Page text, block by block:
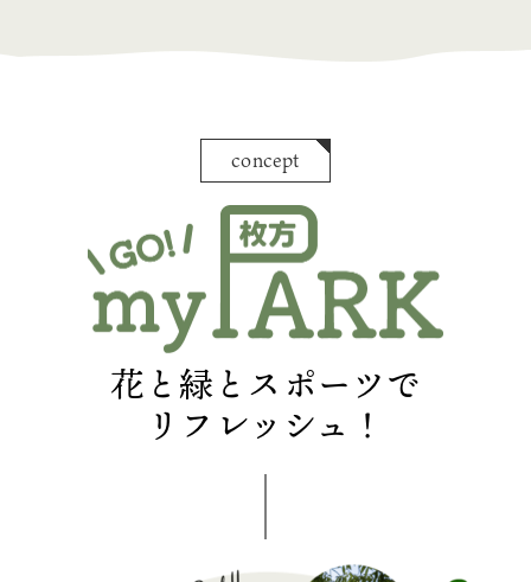
concept
花と緑とスポーツで
リフレッシュ！